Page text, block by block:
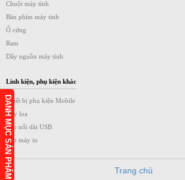
Chuột máy tính
Bàn phím máy tinh
Ổ cứng
Ram
Dây nguồn máy tính
Linh kiện, phụ kiện khác
Thiết bị phụ kiện Mobile
Dây loa
Cáp nối dài USB
Cáp máy in
Trang chủ
DANH MỤC SẢN PHẨM